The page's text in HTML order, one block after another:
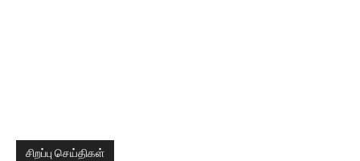
சிறப்பு செய்திகள்